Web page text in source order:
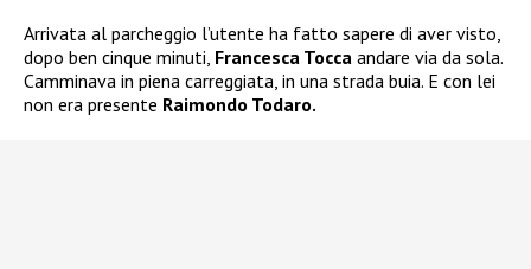
Arrivata al parcheggio l’utente ha fatto sapere di aver visto,
dopo ben cinque minuti, Francesca Tocca andare via da sola.
Camminava in piena carreggiata, in una strada buia. E con lei
non era presente Raimondo Todaro.